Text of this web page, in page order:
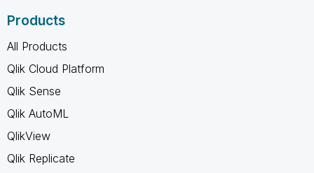
Products
All Products
Qlik Cloud Platform
Qlik Sense
Qlik AutoML
QlikView
Qlik Replicate